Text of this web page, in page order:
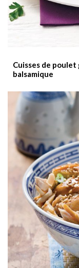
Cuisses de
balsamique